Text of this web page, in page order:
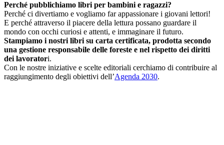
Perché pubblichiamo libri per bambini e ragazzi?
Perché ci divertiamo e vogliamo far appassionare i giovani lettori!
E perché attraverso il piacere della lettura possano guardare il
mondo con occhi curiosi e attenti, e immaginare il futuro.
Stampiamo i nostri libri su carta certificata, prodotta secondo
una gestione responsabile delle foreste e nel rispetto dei diritti
dei lavoratori.
Con le nostre iniziative e scelte editoriali cerchiamo di contribuire al
raggiungimento degli obiettivi dell’Agenda 2030.